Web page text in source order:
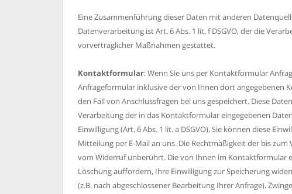
Eine Zusammenführung dieser Daten mit anderen
Datenverarbeitung ist Art. 6 Abs. 1 lit. f DSGVO, der die
vorvertraglicher Maßnahmen gestattet.
Kontaktformular: Wenn Sie uns per Kontaktformular
Anfrageformular inklusive der von Ihnen dort angegebenen
den Fall von Anschlussfragen bei uns gespeichert. Diese
Verarbeitung der in das Kontaktformular eingegebenen
Einwilligung (Art. 6 Abs. 1 lit. a DSGVO). Sie können diese
Mitteilung per E-Mail an uns. Die Rechtmäßigkeit der bis
vom Widerruf unberührt. Die von Ihnen im Kontaktformular
Löschung auffordern, Ihre Einwilligung zur Speicherung
(z.B. nach abgeschlossener Bearbeitung Ihrer Anfrage).